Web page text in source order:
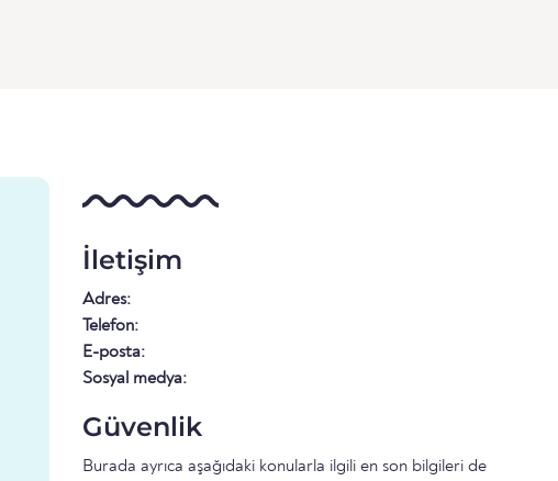
İletişim
Adres:
Telefon:
E-posta:
Sosyal medya:
Güvenlik
Burada ayrıca aşağıdaki konularla ilgili en son bilgileri de